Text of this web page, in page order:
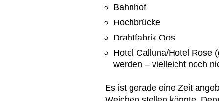
Bahnhof
Hochbrücke
Drahtfabrik Oos
Hotel Calluna/Hotel Rose
werden – vielleicht noch
Es ist gerade eine Zeit